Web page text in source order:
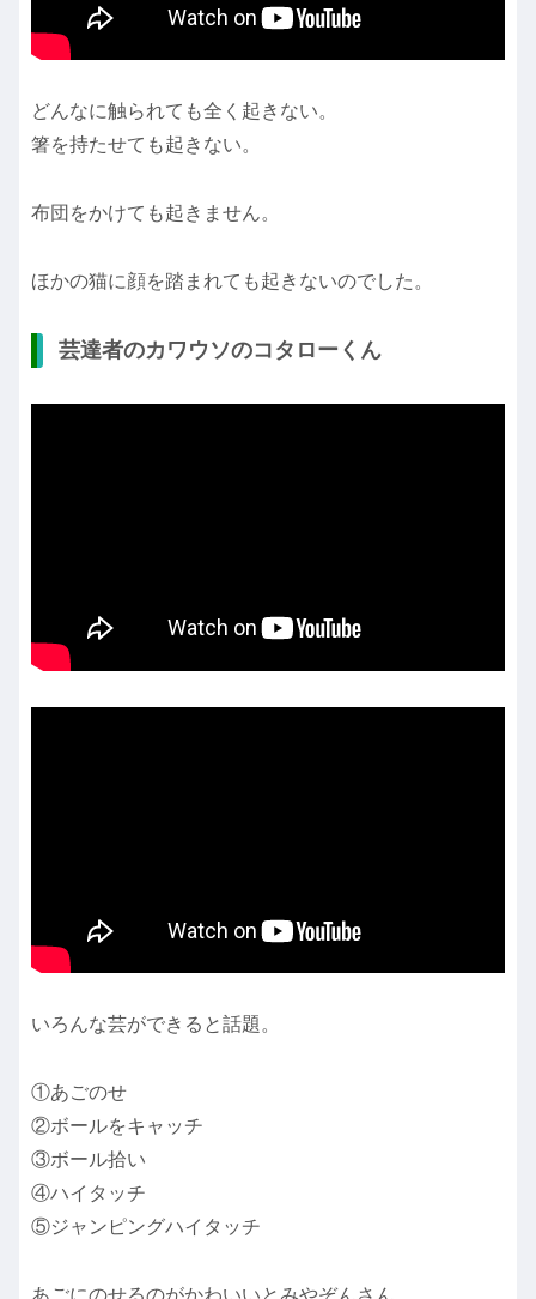
どんなに触られても全く起きない。
箸を持たせても起きない。
布団をかけても起きません。
ほかの猫に顔を踏まれても起きないのでした。
芸達者のカワウソのコタローくん
いろんな芸ができると話題。
①あごのせ
②ボールをキャッチ
③ボール拾い
④ハイタッチ
⑤ジャンピングハイタッチ
あごにのせるのがかわいいとみやぞんさん。